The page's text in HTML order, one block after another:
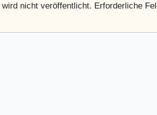
nicht veröffentlicht. Erforderliche